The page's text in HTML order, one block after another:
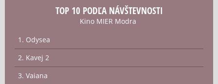
TOP 10 PODĽA NÁVŠTEVNOSTI
Kino MIER Modra
1. Odysea
2. Kavej 2
3. Vaiana